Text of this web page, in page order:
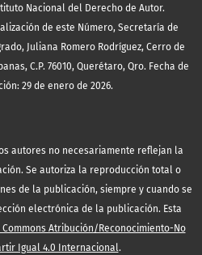
Nacional del Derecho de Autor.
de este Número, Secretaría de
Juliana Romero Rodríguez, Cerro de
C.P. 76010, Querétaro, Qro. Fecha de
29 de enero de 2026.
autores no necesariamente reflejan la
Se autoriza la reproducción total o
de la publicación, siempre y cuando se
electrónica de la publicación. Esta
Commons Atribución/Reconocimiento-No
Igual 4.0 Internacional.